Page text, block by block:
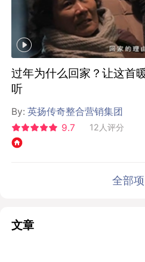
过年为什么回家？让这首
听
By:英扬传奇整合营销集团
9.7
12人评分
全部
文章